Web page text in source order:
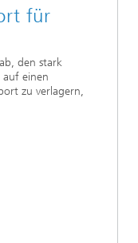
für
den stark
einen
zu verlagern,